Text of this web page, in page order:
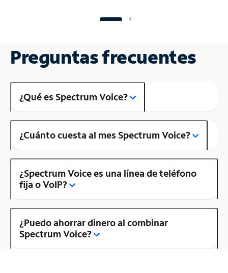
Preguntas frecuentes
¿Qué es Spectrum Voice?
¿Cuánto cuesta al mes Spectrum Voice?
¿Spectrum Voice es una línea de teléfono
fija o VoIP?
¿Puedo ahorrar dinero al combinar
Spectrum Voice?